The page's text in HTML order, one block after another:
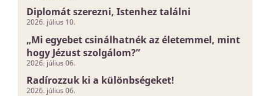
Diplomát szerezni, Istenhez találni
2026. július 10.
„Mi egyebet csinálhatnék az életemmel, mint
hogy Jézust szolgálom?”
2026. július 06.
Radírozzuk ki a különbségeket!
2026. július 06.